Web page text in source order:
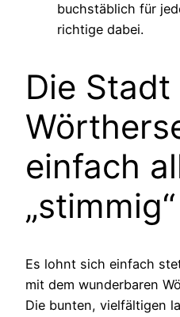
buchstäblich für
richtige dabei.
Die Stadt
einfach
Es lohnt sich einfach
mit dem wunderbaren
Die bunten, vielfältigen